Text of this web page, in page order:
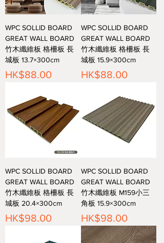
WPC SOLLID BOARD
GREAT WALL BOARD
竹木纖維板 格柵板 長
城板 13.7×300cm
價格
HK$88.00
WPC SOLLID BOARD
GREAT WALL BOARD
竹木纖維板 格柵板 長
城板 15.9×300cm
價格
HK$88.00
WPC SOLLID BOARD
GREAT WALL BOARD
竹木纖維板 格柵板 長
城板 20.4×300cm
價格
HK$98.00
WPC SOLLID BOARD
GREAT WALL BOARD
竹木纖維板 M159小三
角板 15.9×300cm
價格
HK$98.00